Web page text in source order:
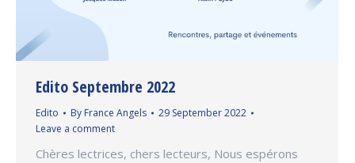
Edito Septembre 2022
Edito By France Angels
29 September 2022
Leave a comment
Chères lectrices, chers lecteurs, Nous espérons